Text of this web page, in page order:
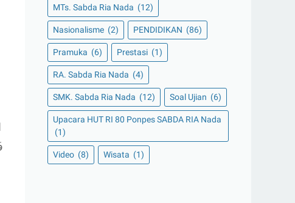
MTs. Sabda Ria Nada (12)
Nasionalisme (2) PENDIDIKAN (86)
Pramuka (6) Prestasi (1)
RA. Sabda Ria Nada (4)
SMK. Sabda Ria Nada (12) Soal Ujian (6)
Upacara HUT RI 80 Ponpes SABDA RIA Nada
(1)
Video (8) Wisata (1)